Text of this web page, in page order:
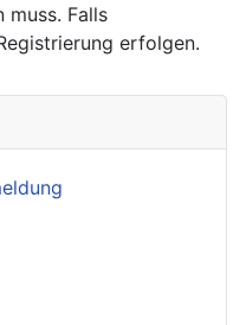
muss. Falls
erfolgen.